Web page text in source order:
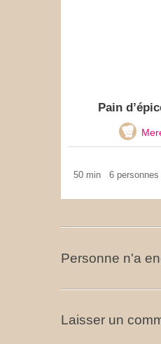
Pain
50 min 6 personnes
Personne n'a
Laisser un